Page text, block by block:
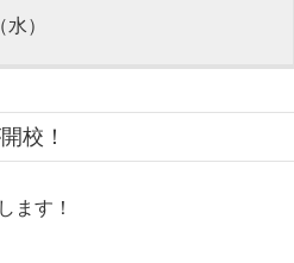
）
校！
ます！